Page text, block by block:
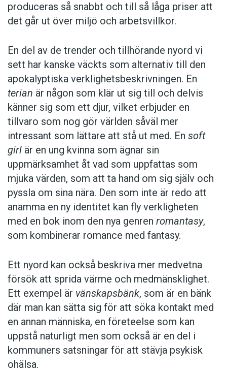
produceras så snabbt och till så låga priser att
det går ut över miljö och arbetsvillkor.
En del av de trender och tillhörande nyord vi
sett har kanske väckts som alternativ till den
apokalyptiska verklighetsbeskrivningen. En
terian är någon som klär ut sig till och delvis
känner sig som ett djur, vilket erbjuder en
tillvaro som nog gör världen såväl mer
intressant som lättare att stå ut med. En soft
girl är en ung kvinna som ägnar sin
uppmärksamhet åt vad som uppfattas som
mjuka värden, som att ta hand om sig själv och
pyssla om sina nära. Den som inte är redo att
anamma en ny identitet kan fly verkligheten
med en bok inom den nya genren romantasy,
som kombinerar romance med fantasy.
Ett nyord kan också beskriva mer medvetna
försök att sprida värme och medmänsklighet.
Ett exempel är vänskapsbänk, som är en bänk
där man kan sätta sig för att söka kontakt med
en ­annan människa, en företeelse som kan
uppstå naturligt men som också är en del i
kommuners satsningar för att stävja psykisk
ohälsa.